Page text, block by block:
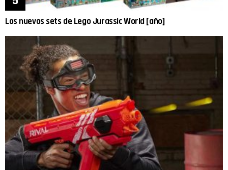
Los nuevos sets de Lego Jurassic World [año]